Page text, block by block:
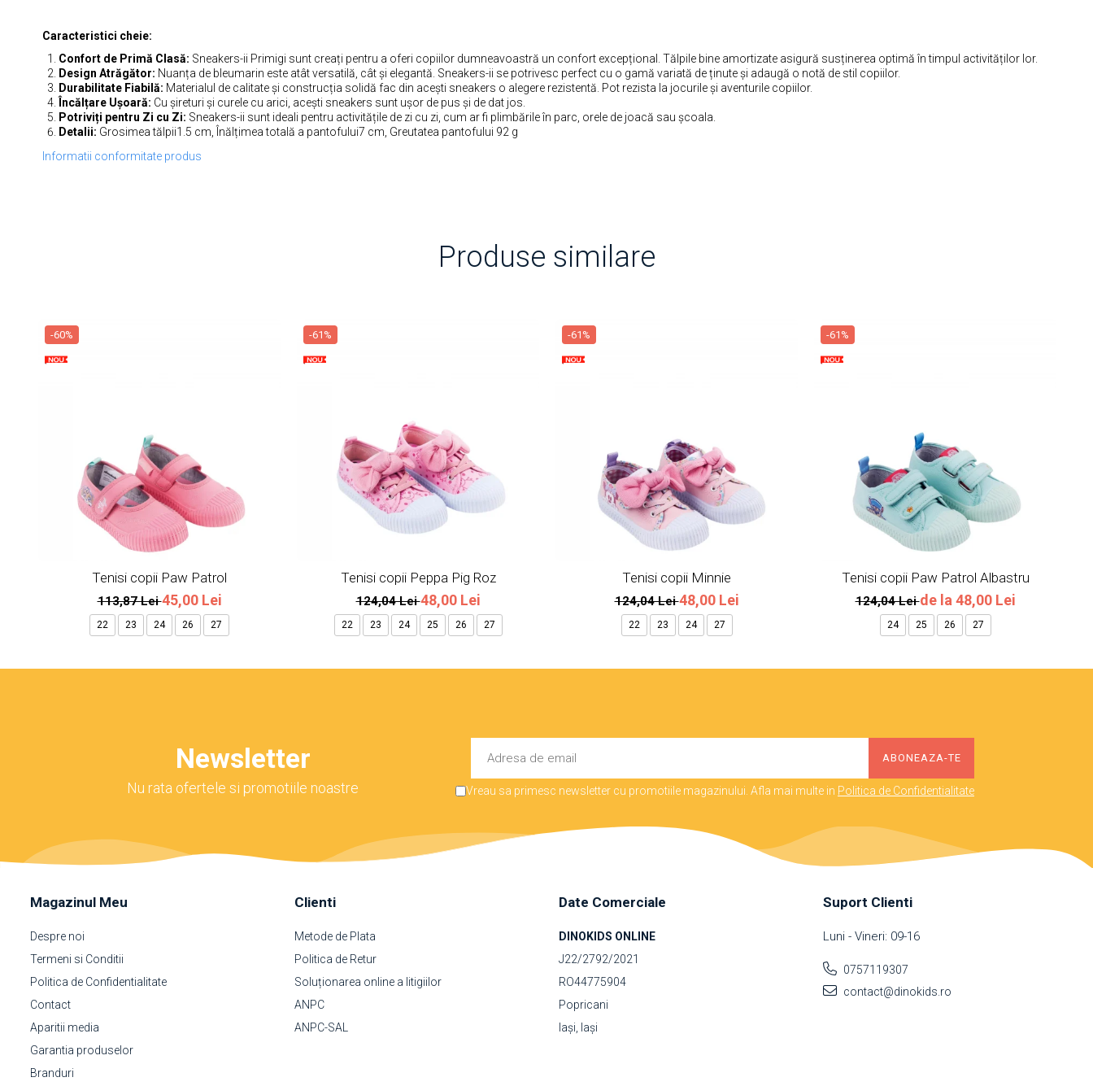
Caracteristici cheie:
Confort de Primă Clasă: Sneakers-ii Primigi sunt creați pentru a oferi copiilor dumneavoastră un confort excepțional. Tălpile bine amortizate asigură susținerea optimă în timpul activităților lor.
Design Atrăgător: Nuanța de bleumarin este atât versatilă, cât și elegantă. Sneakers-ii se potrivesc perfect cu o gamă variată de ținute și adaugă o notă de stil copiilor.
Durabilitate Fiabilă: Materialul de calitate și construcția solidă fac din acești sneakers o alegere rezistentă. Pot rezista la jocurile și aventurile copiilor.
Încălțare Ușoară: Cu șireturi și curele cu arici, acești sneakers sunt ușor de pus și de dat jos.
Potriviți pentru Zi cu Zi: Sneakers-ii sunt ideali pentru activitățile de zi cu zi, cum ar fi plimbările în parc, orele de joacă sau școala.
Detalii: Grosimea tălpii1.5 cm, Înălțimea totală a pantofului7 cm, Greutatea pantofului 92 g
Informatii conformitate produs
Produse similare
-60%
Tenisi copii Paw Patrol
113,87 Lei45,00 Lei
22 23 24 26 27
-61%
Tenisi copii Peppa Pig Roz
124,04 Lei48,00 Lei
22 23 24 25 26 27
-61%
Tenisi copii Minnie
124,04 Lei48,00 Lei
22 23 24 27
-61%
Tenisi copii Paw Patrol Albastru
124,04 Leide la 48,00 Lei
24 25 26 27
Newsletter
Nu rata ofertele si promotiile noastre Vreau sa primesc newsletter cu promotiile magazinului. Afla mai multe in Politica de Confidentialitate
Magazinul Meu
Despre noi
Termeni si Conditii
Politica de Confidentialitate
Contact
Aparitii media
Garantia produselor
Branduri
Clienti
Metode de Plata
Politica de Retur
Soluționarea online a litigiilor
ANPC
ANPC-SAL
Date Comerciale
DINOKIDS ONLINE
J22/2792/2021
RO44775904
Popricani
Iași, Iași
Suport Clienti
Luni - Vineri: 09-16
0757119307
contact@dinokids.ro